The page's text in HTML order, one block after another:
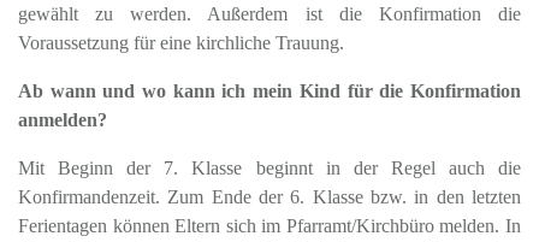
gewählt zu werden. Außerdem ist die Konfirmation die
Voraussetzung für eine kirchliche Trauung.
Ab wann und wo kann ich mein Kind für die Konfirmation
anmelden?
Mit Beginn der 7. Klasse beginnt in der Regel auch die
Konfirmandenzeit. Zum Ende der 6. Klasse bzw. in den letzten
Ferientagen können Eltern sich im Pfarramt/Kirchbüro melden. In